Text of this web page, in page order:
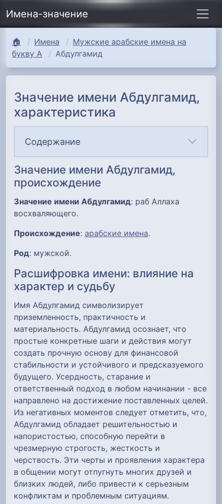
Имена-значение
🏠 Имена
Мужские арабские имена на
букву А
Абдулгамид
Значение имени Абдулгамид,
характеристика
Содержание
Значение имени Абдулгамид,
происхождение
Значение имени Абдулгамид: раб Аллаха
восхваляющего.
Происхождение: арабские имена.
Род: мужской.
Расшифровка имени: влияние на
характер и судьбу
Имя Абдулгамид символизирует
приземленность, практичность и
материальность. Абдулгамид осознает, что
простые конкретные шаги и действия могут
создать прочную основу для финансовой
стабильности и устойчивого и предсказуемого
будущего. Усердность, старание и
ответственный подход в любом начинании - все
направлено на достижение поставленных целей.
Из негативных моментов следует отметить, что,
Абдулгамид обладает решительностью и
напористостью, способную перейти в
чрезмерную строгость, жесткость и
черствость. Эти черты и проявления характера
в общении могут отпугнуть многих друзей и
близких людей, либо привести к серьезным
конфликтам и проблемным ситуациям.